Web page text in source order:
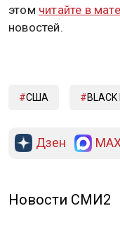
этом читайте в
новостей.
США
Дзен
Новости СМИ2